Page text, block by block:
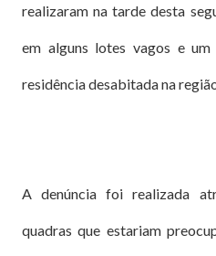
realizaram na tarde desta
em alguns lotes vagos e
residência desabitada na
A denúncia foi realizada
quadras que estariam